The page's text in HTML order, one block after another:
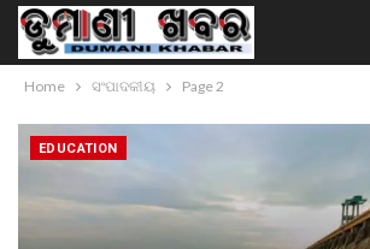
Home ସଂପାଦକୀୟ Page 2
EDUCATION